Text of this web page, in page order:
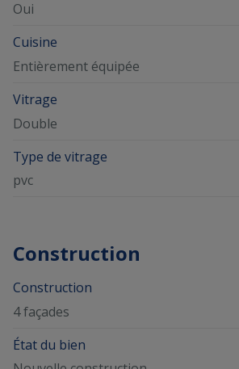
Oui
Cuisine
Entièrement équipée
Vitrage
Double
Type de vitrage
pvc
Construction
Construction
4 façades
État du bien